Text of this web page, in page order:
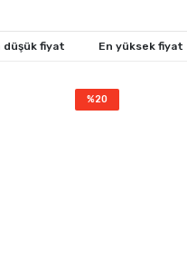
düşük fiyat En yüksek fiyat
%20